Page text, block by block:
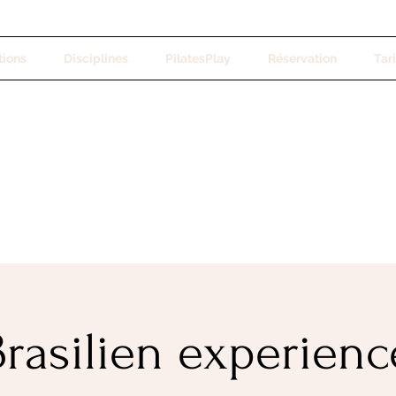
Disciplines PilatesPlay Réservation